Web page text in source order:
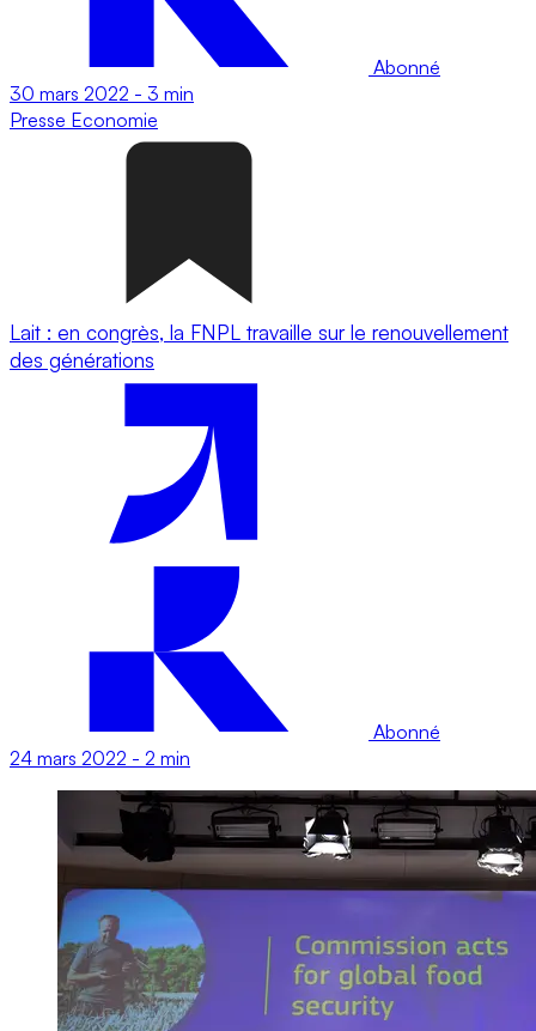
Abonné
30 mars 2022 - 3 min
Presse Economie
Lait : en congrès, la FNPL travaille sur le renouvellement
des générations
Abonné
24 mars 2022 - 2 min